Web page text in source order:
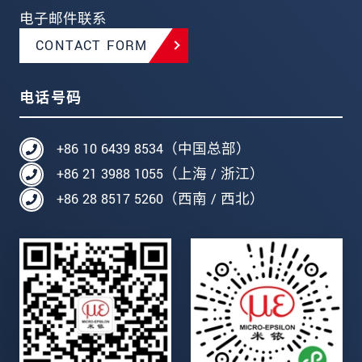
电子邮件联系
CONTACT FORM
电话号码
+86 10 6439 8534（中国总部）
+86 21 3988 1055（上海 / 浙江）
+86 28 8517 5260（西南 / 西北）